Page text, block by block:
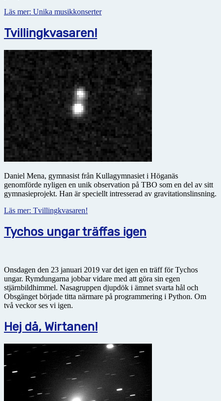
Läs mer: Unika musikkonserter
Tvillingkvasaren!
Daniel Mena, gymnasist från Kullagymnasiet i Höganäs
genomförde nyligen en unik observation på TBO som en del av sitt
gymnasieprojekt. Han är speciellt intresserad av gravitationslinsning.
Läs mer: Tvillingkvasaren!
Tychos ungar träffas igen
Onsdagen den 23 januari 2019 var det igen en träff för Tychos
ungar. Rymdungarna jobbar vidare med att göra sin egen
stjärnbildhimmel. Nasagruppen djupdök i ämnet svarta hål och
Obsgänget började titta närmare på programmering i Python. Om
två veckor ses vi igen.
Hej då, Wirtanen!